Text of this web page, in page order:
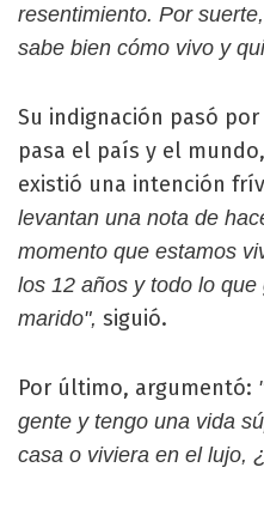
resentimiento. Por
sabe bien cómo vivo y
Su indignación pasó
pasa el país y el
existió una intención
levantan una nota de
momento que estamos
los 12 años y todo lo
marido", siguió.
Por último, argumentó:
gente y tengo una vida
casa o viviera en el lujo,